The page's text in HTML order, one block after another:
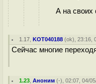
А на своих
1.17 ,KOT040188 (ok), 23:16,
Сейчас многие
1.23 ,Аноним (-), 02:07, 04/